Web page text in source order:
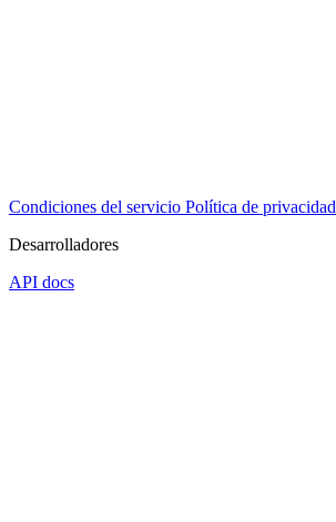
Condiciones del servicio Política de privacidad
Desarrolladores
API docs